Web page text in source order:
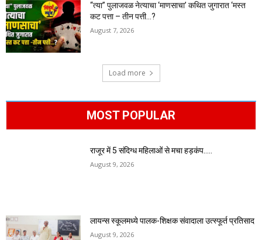
“त्या” पुलाजवळ नेत्याचा ‘माणसाचा’ कथित जुगारात ‘मस्त
कट पत्ता – तीन पत्ती…?
August 7, 2026
Load more
MOST POPULAR
राजूर में 5 संदिग्ध महिलाओं से मचा हड़कंप…..
August 9, 2026
लायन्स स्कूलमध्ये पालक-शिक्षक संवादाला उत्स्फूर्त प्रतिसाद
August 9, 2026